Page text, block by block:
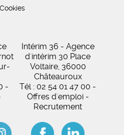
Cookies
-
Intérim 36 - Agence
d'intérim 30 Place
Voltaire, 36000
Châteauroux
Tél : 02 54 01 47 00 -
Offres d'emploi -
Recrutement